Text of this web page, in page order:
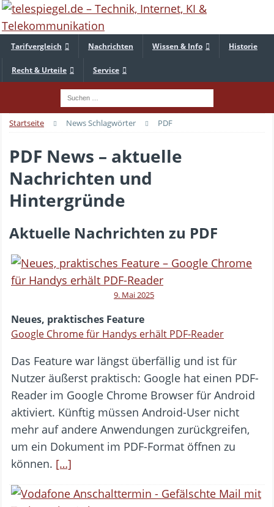
Tarifvergleich Nachrichten Wissen & Info Historie
Recht & Urteile Service
Startseite News Schlagwörter PDF
PDF News – aktuelle
Nachrichten und
Hintergründe
Aktuelle Nachrichten zu PDF
9. Mai 2025
Neues, praktisches Feature
Google Chrome für Handys erhält PDF-Reader
Das Feature war längst überfällig und ist für
Nutzer äußerst praktisch: Google hat einen PDF-
Reader im Google Chrome Browser für Android
aktiviert. Künftig müssen Android-User nicht
mehr auf andere Anwendungen zurückgreifen,
um ein Dokument im PDF-Format öffnen zu
können. […]